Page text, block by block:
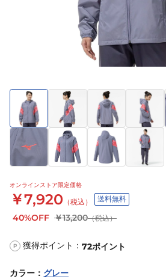
オンラインストア限定価格
￥7,920 （税込） 送料無料
40%OFF ￥13,200（税込）
P 獲得ポイント： 72ポイント
カラー ： グレー